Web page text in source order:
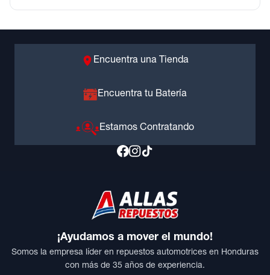
Encuentra una Tienda
Encuentra tu Batería
Estamos Contratando
¡Ayudamos a mover el mundo!
Somos la empresa líder en repuestos automotrices en Honduras
con más de 35 años de experiencia.